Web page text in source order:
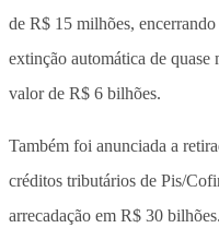
de R$ 15 milhões,
extinção automática de
valor de R$ 6 bilhões.
Também foi anunciada a
créditos tributários de Pis/
arrecadação em R$ 30 bilhões.